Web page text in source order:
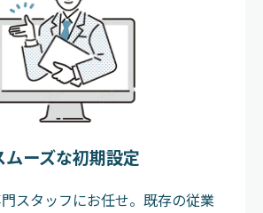
ムーズな初期設定
スタッフにお任せ。既存の従業